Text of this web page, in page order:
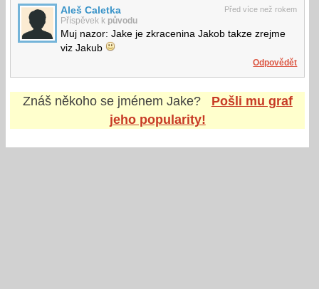
Před více než rokem
Aleš Caletka
Příspěvek k původu
Muj nazor: Jake je zkracenina Jakob takze zrejme
viz Jakub
Odpovědět
Znáš někoho se jménem Jake?
Pošli mu graf
jeho popularity!